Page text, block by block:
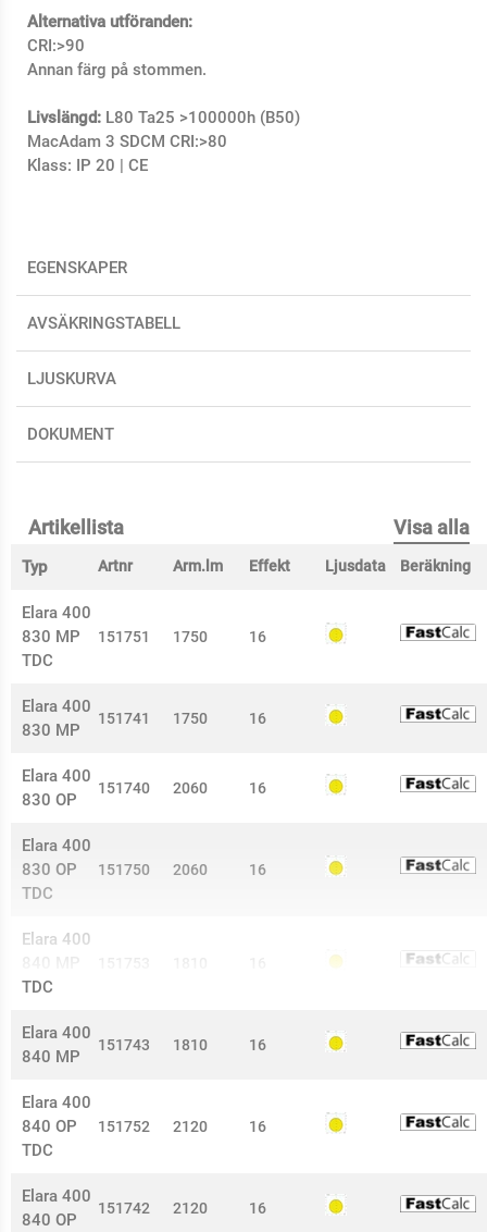
Alternativa utföranden:
CRI:>90
Annan färg på stommen.
Livslängd: L80 Ta25 >100000h (B50)
MacAdam 3 SDCM CRI:>80
Klass: IP 20 | CE
EGENSKAPER
AVSÄKRINGSTABELL
LJUSKURVA
DOKUMENT
Artikellista Visa alla
Typ Artnr Arm.lm Effekt Ljusdata Beräkning
Elara 400
830 MP
TDC
151751 1750 16
Elara 400
830 MP
151741 1750 16
Elara 400
830 OP
151740 2060 16
Elara 400
830 OP
TDC
151750 2060 16
Elara 400
TDC
Elara 400
840 MP
151743 1810 16
Elara 400
840 OP
TDC
151752 2120 16
Elara 400
840 OP
151742 2120 16